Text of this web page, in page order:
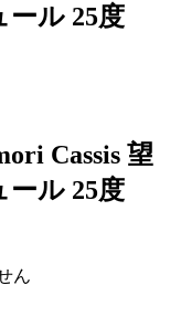
ール 25度
Cassis 望
ール 25度
ん